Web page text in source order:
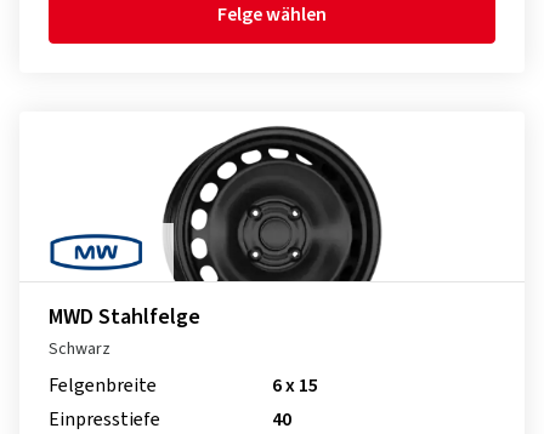
Felge wählen
MWD Stahlfelge
Schwarz
Felgenbreite
6 x 15
Einpresstiefe
40